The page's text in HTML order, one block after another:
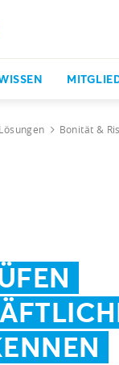
Lösungen Bonität &